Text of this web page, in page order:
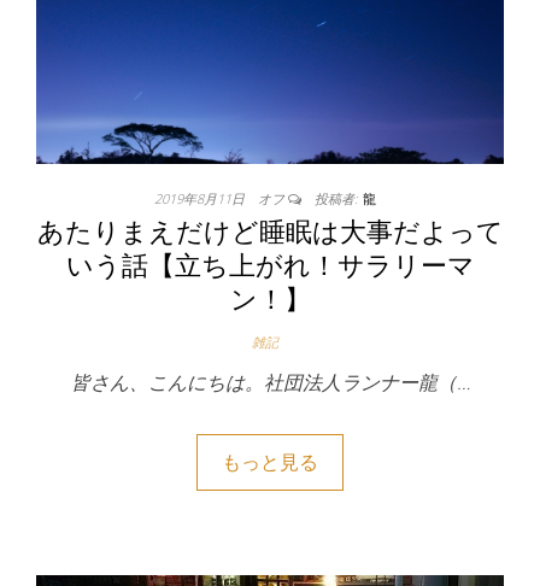
2019年8月11日 オフ 投稿者: 龍
あたりまえだけど睡眠は大事だよって
いう話【立ち上がれ！サラリーマ
ン！】
雑記
皆さん、こんにちは。社団法人ランナー龍（…
もっと見る